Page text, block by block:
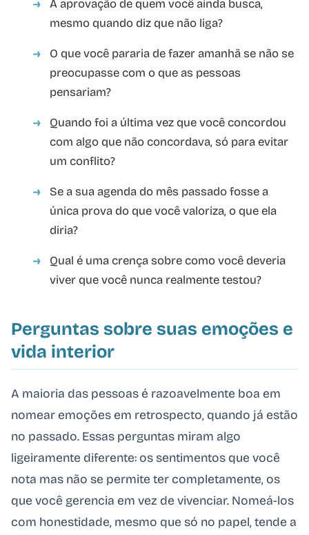
A aprovação de quem você ainda busca,
mesmo quando diz que não liga?
O que você pararia de fazer amanhã se não se
preocupasse com o que as pessoas
pensariam?
Quando foi a última vez que você concordou
com algo que não concordava, só para evitar
um conflito?
Se a sua agenda do mês passado fosse a
única prova do que você valoriza, o que ela
diria?
Qual é uma crença sobre como você deveria
viver que você nunca realmente testou?
Perguntas sobre suas emoções e
vida interior
A maioria das pessoas é razoavelmente boa em
nomear emoções em retrospecto, quando já estão
no passado. Essas perguntas miram algo
ligeiramente diferente: os sentimentos que você
nota mas não se permite ter completamente, os
que você gerencia em vez de vivenciar. Nomeá-los
com honestidade, mesmo que só no papel, tende a